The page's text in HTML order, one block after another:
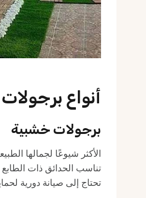
أنواع
برجولات خشبية
الأكثر شيوعًا لجمالها
تناسب الحدائق ذات الطابع
تحتاج إلى صيانة دورية